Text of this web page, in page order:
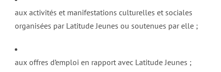
aux activités et manifestations culturelles et sociales
organisées par Latitude Jeunes ou soutenues par elle ;
aux offres d’emploi en rapport avec Latitude Jeunes ;